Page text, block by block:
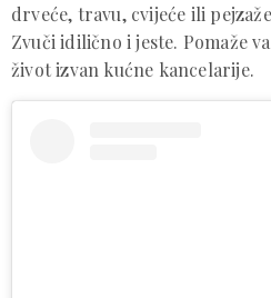
drveće, travu, cvijeće ili
Zvuči idilično i jeste. Pomaže
život izvan kućne kancelarije.